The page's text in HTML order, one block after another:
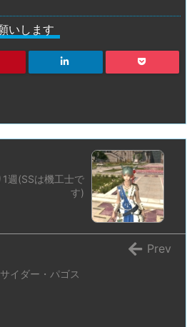
いします
週(SSは機工士で
す)
イダー・パゴス
Prev